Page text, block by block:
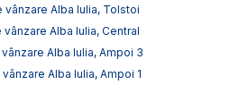
vânzare Alba Iulia, Tolstoi
Alba Iulia, Central
Alba Iulia, Ampoi 3
Alba Iulia, Ampoi 1